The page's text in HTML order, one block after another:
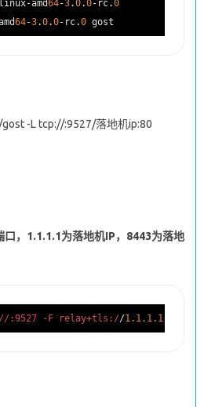
amd64-3.0.0-rc.0
64-3.0.0-rc.0
-L tcp://:9527/落地机ip:80
口，1.1.1.1为落地机IP，8443为落地
/:9527 -F relay+tls://1.1.1.1: